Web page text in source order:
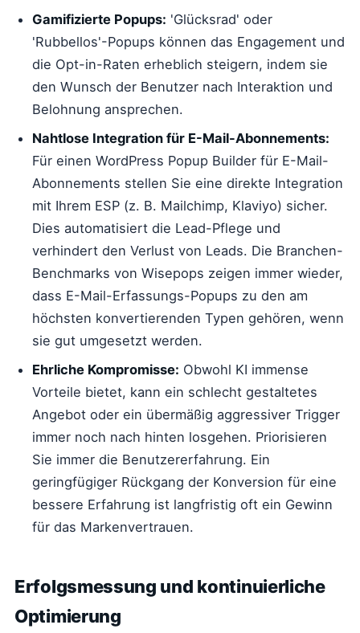
Gamifizierte Popups: 'Glücksrad' oder
'Rubbellos'-Popups können das Engagement und
die Opt-in-Raten erheblich steigern, indem sie
den Wunsch der Benutzer nach Interaktion und
Belohnung ansprechen.
Nahtlose Integration für E-Mail-Abonnements:
Für einen WordPress Popup Builder für E-Mail-
Abonnements stellen Sie eine direkte Integration
mit Ihrem ESP (z. B. Mailchimp, Klaviyo) sicher.
Dies automatisiert die Lead-Pflege und
verhindert den Verlust von Leads. Die Branchen-
Benchmarks von Wisepops zeigen immer wieder,
dass E-Mail-Erfassungs-Popups zu den am
höchsten konvertierenden Typen gehören, wenn
sie gut umgesetzt werden.
Ehrliche Kompromisse: Obwohl KI immense
Vorteile bietet, kann ein schlecht gestaltetes
Angebot oder ein übermäßig aggressiver Trigger
immer noch nach hinten losgehen. Priorisieren
Sie immer die Benutzererfahrung. Ein
geringfügiger Rückgang der Konversion für eine
bessere Erfahrung ist langfristig oft ein Gewinn
für das Markenvertrauen.
Erfolgsmessung und kontinuierliche
Optimierung